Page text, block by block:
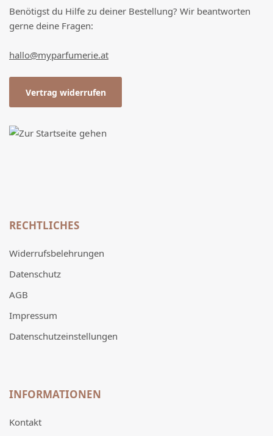
Benötigst du Hilfe zu deiner Bestellung? Wir beantworten
gerne deine Fragen:
hallo@myparfumerie.at
Vertrag widerrufen
RECHTLICHES
Widerrufsbelehrungen
Datenschutz
AGB
Impressum
Datenschutzeinstellungen
INFORMATIONEN
Kontakt